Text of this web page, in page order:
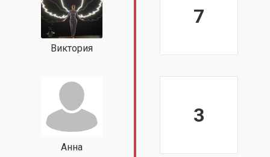
Виктория
7
Анна
3